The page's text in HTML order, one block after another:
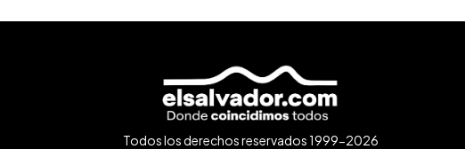
Todos los derechos reservados 1999-2026